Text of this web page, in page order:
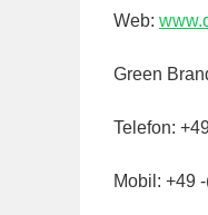
Web:
Green
Telefon:
Mobil: +49